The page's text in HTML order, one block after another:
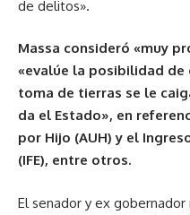
de delitos».
Massa consideró «muy
«evalúe la posibilidad de
toma de tierras se le
da el Estado», en
por Hijo (AUH) y el
(IFE), entre otros.
El senador y ex